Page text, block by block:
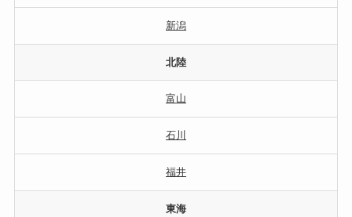
新潟
北陸
富山
石川
福井
東海